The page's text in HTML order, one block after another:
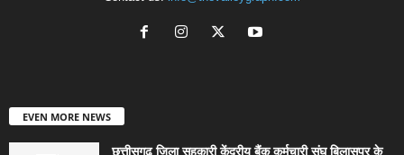
EVEN MORE NEWS
छत्तीसगढ़ जिला सहकारी केंद्रीय बैंक कर्मचारी संघ बिलासपुर के